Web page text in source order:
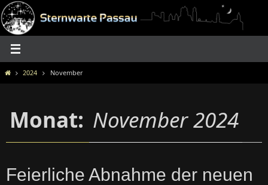
Zum
Inhalt
springen
Home2024 November
Monat: November 2024
Feierliche Abnahme der neuen